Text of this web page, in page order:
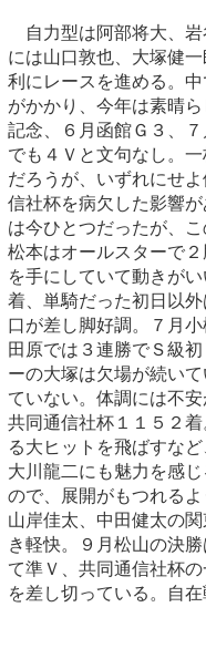
自力型は阿部将大、
には山口敦也、大塚健
利にレースを進める。
がかかり、今年は素晴
記念、６月函館Ｇ３、
でも４Ｖと文句なし。
だろうが、いずれにせ
信社杯を病欠した影響
は今ひとつだったが、
松本はオールスターで
を手にしていて動きが
着、単騎だった初日以
口が差し脚好調。７月
田原では３連勝でＳ級
ーの大塚は欠場が続い
ていない。体調には不安
共同通信社杯１１５２
る大ヒットを飛ばすな
大川龍二にも魅力を感
ので、展開がもつれるよ
山岸佳太、中田健太の
き軽快。９月松山の決
て準Ｖ、共同通信社杯
を差し切っている。自